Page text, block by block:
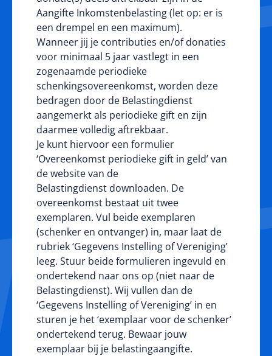
Aangifte Inkomstenbelasting (let op: er is
een drempel en een maximum).
Wanneer jij je contributies en/of donaties
voor minimaal 5 jaar vastlegt in een
zogenaamde periodieke
schenkingsovereenkomst, worden deze
bedragen door de Belastingdienst
aangemerkt als periodieke gift en zijn
daarmee volledig aftrekbaar.
Je kunt hiervoor een formulier
‘Overeenkomst periodieke gift in geld’ van
de website van de
Belastingdienst downloaden. De
overeenkomst bestaat uit twee
exemplaren. Vul beide exemplaren
(schenker en ontvanger) in, maar laat de
rubriek ‘Gegevens Instelling of Vereniging’
leeg. Stuur beide formulieren ingevuld en
ondertekend naar ons op (niet naar de
Belastingdienst). Wij vullen dan de
‘Gegevens Instelling of Vereniging’ in en
sturen je het ‘exemplaar voor de schenker’
ondertekend terug. Bewaar jouw
exemplaar bij je belastingaangifte.